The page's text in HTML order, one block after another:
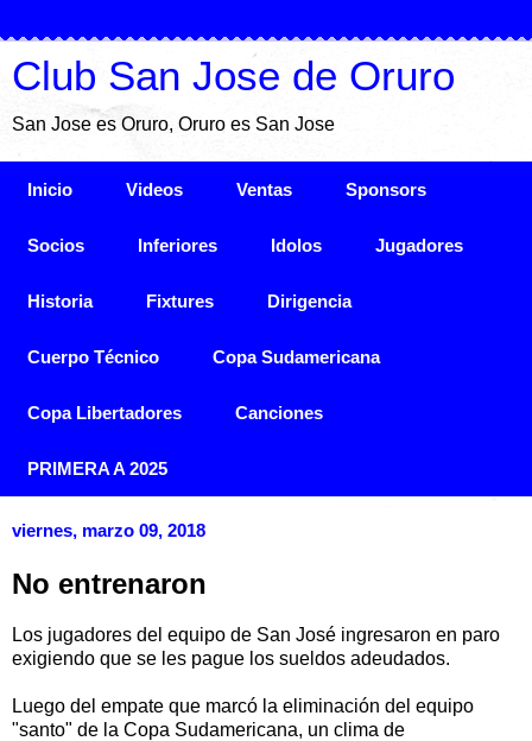
Club San Jose de Oruro
San Jose es Oruro, Oruro es San Jose
Inicio Videos Ventas Sponsors
Socios Inferiores Idolos Jugadores
Historia Fixtures Dirigencia
Cuerpo Técnico Copa Sudamericana
Copa Libertadores Canciones
PRIMERA A 2025
viernes, marzo 09, 2018
No entrenaron
Los jugadores del equipo de San José ingresaron en paro
exigiendo que se les pague los sueldos adeudados.
Luego del empate que marcó la eliminación del equipo
"santo" de la Copa Sudamericana, un clima de